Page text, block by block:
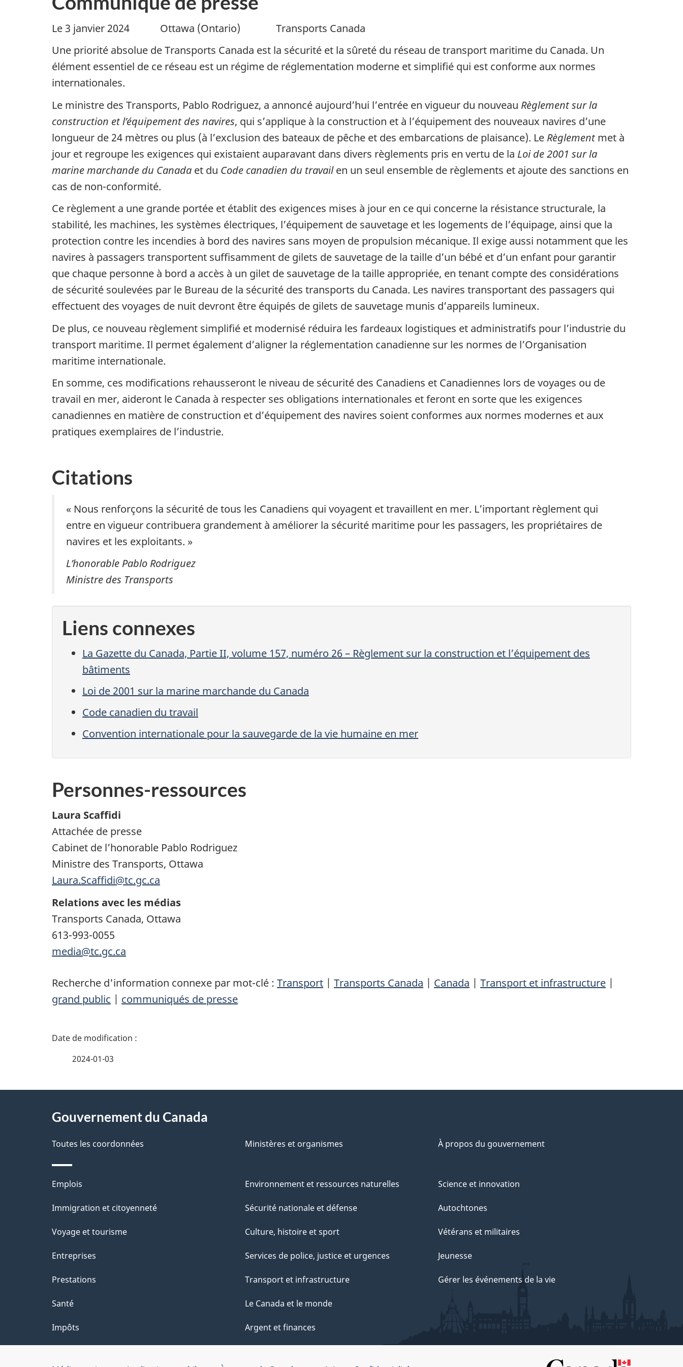
Le 3 janvier 2024 Ottawa (Ontario) Transports Canada
Une priorité absolue de Transports Canada est la sécurité et la sûreté du réseau de transport maritime du Canada. Un
élément essentiel de ce réseau est un régime de réglementation moderne et simplifié qui est conforme aux normes
internationales.
Le ministre des Transports, Pablo Rodriguez, a annoncé aujourd’hui l’entrée en vigueur du nouveau Règlement sur la
construction et l’équipement des navires, qui s’applique à la construction et à l’équipement des nouveaux navires d’une
longueur de 24 mètres ou plus (à l’exclusion des bateaux de pêche et des embarcations de plaisance). Le Règlementmet à
jour et regroupe les exigences qui existaient auparavant dans divers règlements pris en vertu de la Loi de 2001 sur la
marine marchande du Canada et du Code canadien du travailen un seul ensemble de règlements et ajoute des sanctions en
cas de non-conformité.
Ce règlement a une grande portée et établit des exigences mises à jour en ce qui concerne la résistance structurale, la
stabilité, les machines, les systèmes électriques, l’équipement de sauvetage et les logements de l’équipage, ainsi que la
protection contre les incendies à bord des navires sans moyen de propulsion mécanique. Il exige aussi notamment que les
navires à passagers transportent suffisamment de gilets de sauvetage de la taille d’un bébé et d’un enfant pour garantir
que chaque personne à bord a accès à un gilet de sauvetage de la taille appropriée, en tenant compte des considérations
de sécurité soulevées par le Bureau de la sécurité des transports du Canada. Les navires transportant des passagers qui
effectuent des voyages de nuit devront être équipés de gilets de sauvetage munis d’appareils lumineux.
De plus, ce nouveau règlement simplifié et modernisé réduira les fardeaux logistiques et administratifs pour l’industrie du
transport maritime. Il permet également d’aligner la réglementation canadienne sur les normes de l’Organisation
maritime internationale.
En somme, ces modifications rehausseront le niveau de sécurité des Canadiens et Canadiennes lors de voyages ou de
travail en mer, aideront le Canada à respecter ses obligations internationales et feront en sorte que les exigences
canadiennes en matière de construction et d’équipement des navires soient conformes aux normes modernes et aux
pratiques exemplaires de l’industrie.
Citations
« Nous renforçons la sécurité de tous les Canadiens qui voyagent et travaillent en mer. L’important règlement qui
entre en vigueur contribuera grandement à améliorer la sécurité maritime pour les passagers, les propriétaires de
navires et les exploitants. »
L’honorable Pablo Rodriguez
Ministre des Transports
Liens connexes
La Gazette du Canada, Partie II, volume 157, numéro 26 – Règlement sur la construction et l’équipement des
bâtiments
Loi de 2001 sur la marine marchande du Canada
Code canadien du travail
Convention internationale pour la sauvegarde de la vie humaine en mer
Personnes-ressources
Laura Scaffidi
Attachée de presse
Cabinet de l’honorable Pablo Rodriguez
Ministre des Transports, Ottawa
Laura.Scaffidi@tc.gc.ca
Relations avec les médias
Transports Canada, Ottawa
613-993-0055
media@tc.gc.ca
Recherche d'information connexe par mot-clé : Transport | Transports Canada | Canada | Transport et infrastructure |
grand public | communiqués de presse
D
a
l
s
d
e
l
a
p
a
g
2024-01-03
proposGouvernement du Canada
Toutes les coordonnées Ministères et organismes À propos du gouvernement
Thèmes
et
Emplois
Immigration et citoyenneté
Voyage et tourisme
Entreprises
Prestations
Santé
Impôts
Environnement et ressources naturelles
Sécurité nationale et défense
Culture, histoire et sport
Services de police, justice et urgences
Transport et infrastructure
Le Canada et le monde
Argent et finances
Science et innovation
Autochtones
Vétérans et militaires
Jeunesse
Gérer les événements de la vie